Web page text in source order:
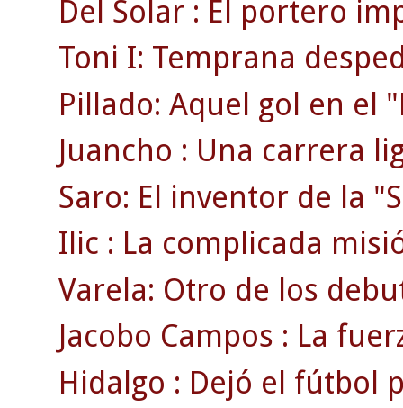
Del Solar : El portero
Toni I: Temprana
Pillado: Aquel gol en el
Juancho : Una carrera
Saro: El inventor de la
Ilic : La complicada
Varela: Otro de los
Jacobo Campos : La
Hidalgo : Dejó el fútbol